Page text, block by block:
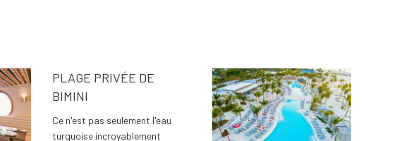
PLAGE PRIVÉE DE
BIMINI
Ce n'est pas seulement l'eau
turquoise incroyablement